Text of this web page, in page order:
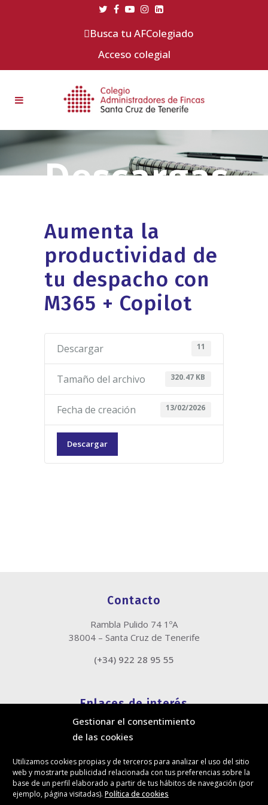
Gestionar el consentimiento
de las cookies
Utilizamos cookies propias y de terceros para analizar el uso del sitio
web y mostrarte publicidad relacionada con tus preferencias sobre la
base de un perfil elaborado a partir de tus hábitos de navegación (por
ejemplo, página visitadas). Política de cookies
Busca tu AFColegiado
Acceso colegial
Aumenta la
productividad de
tu despacho con
M365 + Copilot
Descargar 11
Tamaño del archivo 320.47 KB
Fecha de creación 13/02/2026
Descargar
Contacto
Rambla Pulido 74 1ºA
38004 – Santa Cruz de Tenerife
(+34) 922 28 95 55
Enlaces de interés
Política de cookies
Política de privacidad
Canal de denuncias
Protección de privacidad en redes sociales